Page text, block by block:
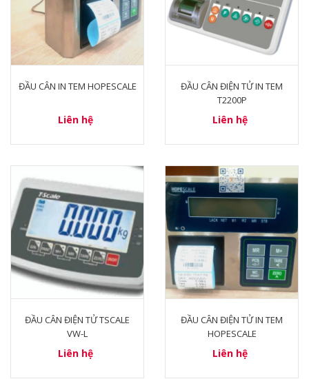
ĐẦU CÂN IN TEM HOPESCALE
Liên hệ
ĐẦU CÂN ĐIỆN TỬ IN TEM
T2200P
Liên hệ
ĐẦU CÂN ĐIỆN TỬ TSCALE
VW-L
Liên hệ
ĐẦU CÂN ĐIỆN TỬ IN TEM
HOPESCALE
Liên hệ